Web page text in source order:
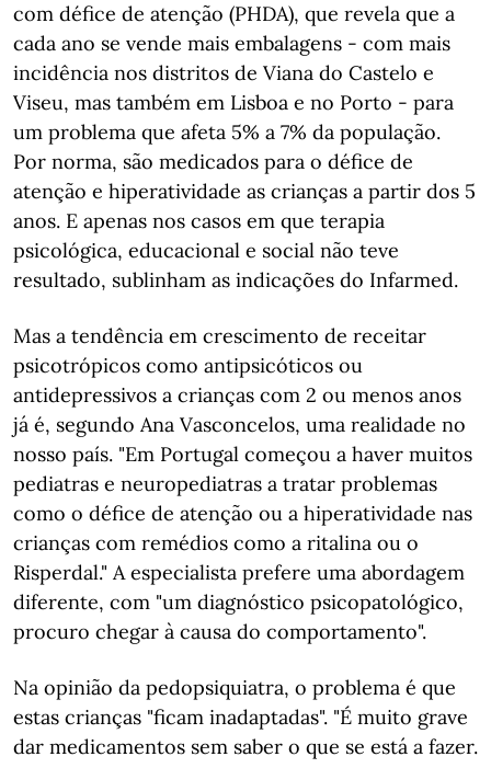
com défice de atenção (PHDA), que revela que a
cada ano se vende mais embalagens - com mais
incidência nos distritos de Viana do Castelo e
Viseu, mas também em Lisboa e no Porto - para
um problema que afeta 5% a 7% da população.
Por norma, são medicados para o défice de
atenção e hiperatividade as crianças a partir dos 5
anos. E apenas nos casos em que terapia
psicológica, educacional e social não teve
resultado, sublinham as indicações do Infarmed.
Mas a tendência em crescimento de receitar
psicotrópicos como antipsicóticos ou
antidepressivos a crianças com 2 ou menos anos
já é, segundo Ana Vasconcelos, uma realidade no
nosso país. "Em Portugal começou a haver muitos
pediatras e neuropediatras a tratar problemas
como o défice de atenção ou a hiperatividade nas
crianças com remédios como a ritalina ou o
Risperdal." A especialista prefere uma abordagem
diferente, com "um diagnóstico psicopatológico,
procuro chegar à causa do comportamento".
Na opinião da pedopsiquiatra, o problema é que
estas crianças "ficam inadaptadas". "É muito grave
dar medicamentos sem saber o que se está a fazer.